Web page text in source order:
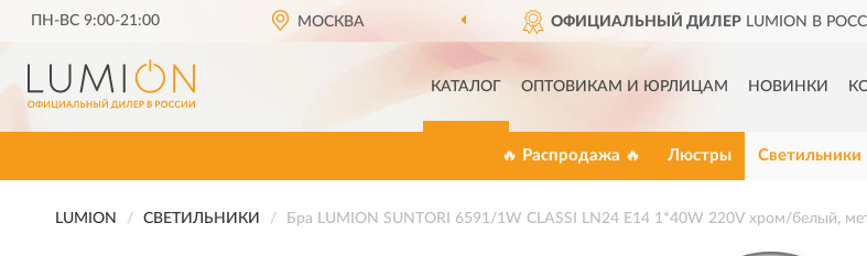
ПН-ВС 9:00-21:00 МОСКВА
ОФИЦИАЛЬНЫЙ ДИЛЕР LUMION В РОССИИ
КАТАЛОГ ОПТОВИКАМ И ЮРЛИЦАМ НОВИНКИ
🔥 Распродажа 🔥 Люстры Светильники
LUMION СВЕТИЛЬНИКИ Бра LUMION SUNTORI 6591/1W CLASSI LN24 E14 1*40W 220V хром/белый,